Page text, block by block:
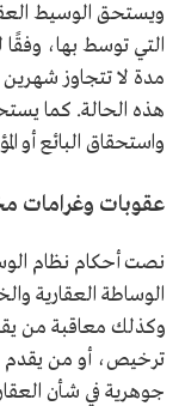
ويستحق الوسيط
التي توسط بها، وفقًا
مدة لا تتجاوز
هذه الحالة. كما
واستحقاق البائع أو
عقوبات وغرامات
نصت أحكام نظام
الوساطة العقارية
وكذلك معاقبة من
ترخيص، أو من يقدم
جوهرية في شأن